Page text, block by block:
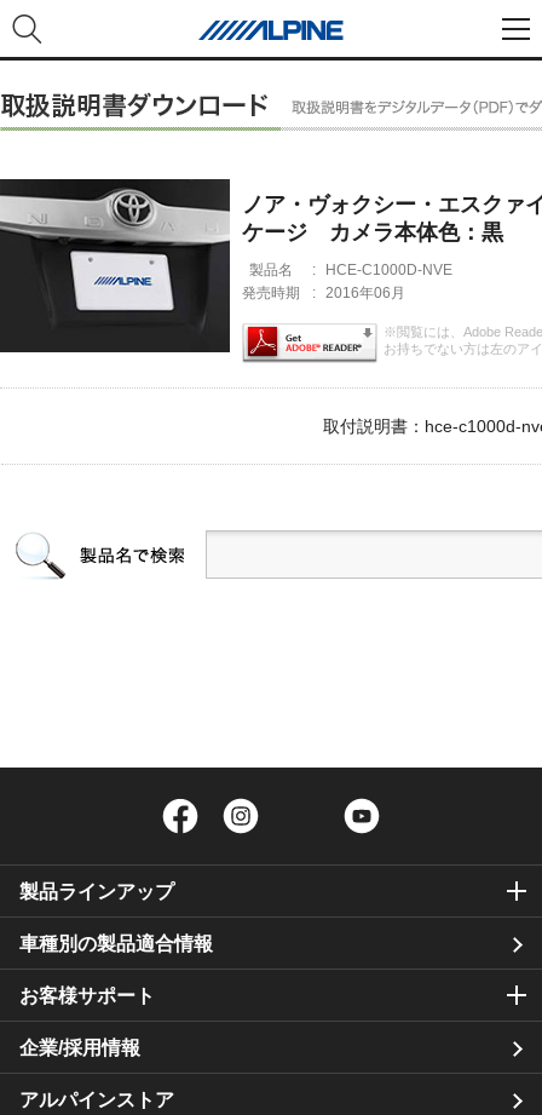
ノア・ヴォクシー・エスクァ
ケージ カメラ本体色：黒
製品名 :
HCE-C1000D-NVE
発売時期
: 2016年06月
※閲覧には、Adobe
お持ちでない方は左のア
取付説明書：hce-c1000d-
Facebook Twitter
製品ラインアップ
車種別の製品適合情報
お客様サポート
企業/採用情報
アルパインストア